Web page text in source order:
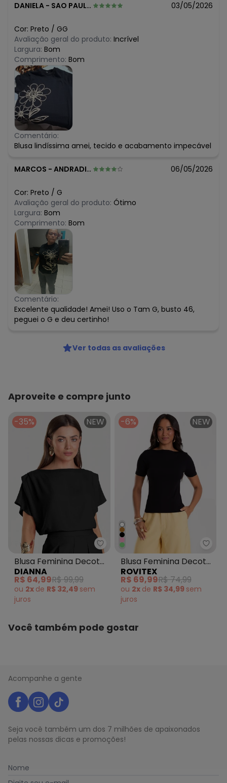
DANIELA - SAO PAULO - SP 03/05/2026
Cor: Preto / GG
Avaliação geral do produto: Incrível
Largura: Bom
Comprimento: Bom
Comentário:
Blusa lindíssima amei, tecido e acabamento impecável
MARCOS - ANDRADINA - SP 06/05/2026
Cor: Preto / G
Avaliação geral do produto: Ótimo
Largura: Bom
Comprimento: Bom
Comentário:
Excelente qualidade! Amei! Uso o Tam G, busto 46,
peguei o G e deu certinho!
Ver todas as avaliações
Aproveite e compre junto
-35% NEW
Dianna - Blusa Feminina
Blusa Feminina Decote
Canoa Preto
DIANNA
R$ 64,99R$ 99,99
ou 2x de R$ 32,49 sem
juros
-6% NEW
Blusa Feminina Decote
Canoa Básica Ribana
Preto
ROVITEX
R$ 69,99R$ 74,99
ou 2x de R$ 34,99 sem
juros
Você também pode gostar
Acompanhe a gente
Seja você também um dos 7 milhões de apaixonados
pelas nossas dicas e promoções!
Nome